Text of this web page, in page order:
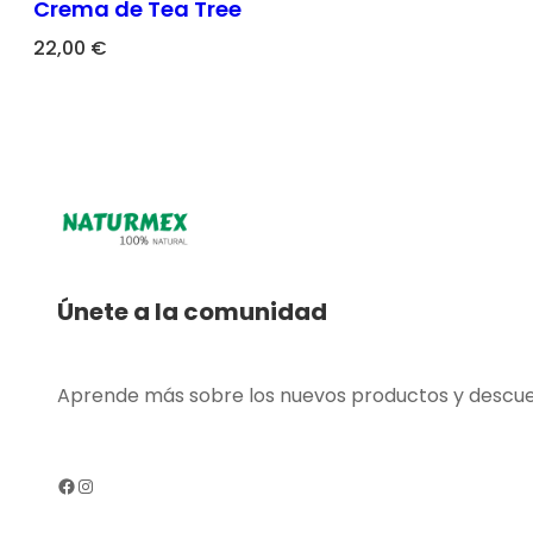
Crema de Tea Tree
22,00 €
Únete a la comunidad
Aprende más sobre los nuevos productos y
Facebook Instagram